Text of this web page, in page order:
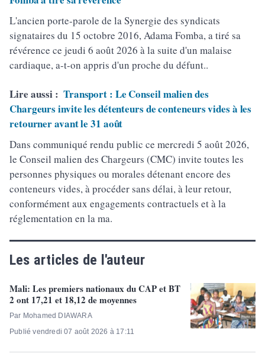
L'ancien porte-parole de la Synergie des syndicats
signataires du 15 octobre 2016, Adama Fomba, a tiré sa
révérence ce jeudi 6 août 2026 à la suite d'un malaise
cardiaque, a-t-on appris d'un proche du défunt..
Lire aussi : Transport : Le Conseil malien des
Chargeurs invite les détenteurs de conteneurs vides à les
retourner avant le 31 août
Dans communiqué rendu public ce mercredi 5 août 2026,
le Conseil malien des Chargeurs (CMC) invite toutes les
personnes physiques ou morales détenant encore des
conteneurs vides, à procéder sans délai, à leur retour,
conformément aux engagements contractuels et à la
réglementation en la ma.
Les articles de l'auteur
Mali: Les premiers nationaux du CAP et BT
2 ont 17,21 et 18,12 de moyennes
Par Mohamed DIAWARA
Publié vendredi 07 août 2026 à 17:11